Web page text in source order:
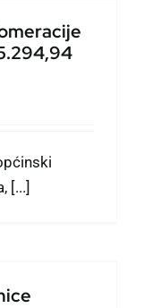
[...]